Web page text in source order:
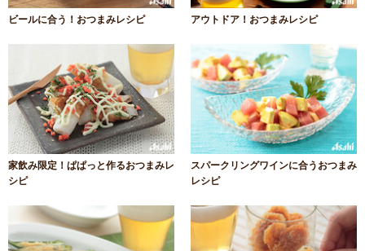
ビールに合う！おつまみレシピ アウトドア！おつまみレシピ
家飲み限定！ぱぱっと作るおつまみレ
シピ
スパークリングワインに合うおつまみ
レシピ